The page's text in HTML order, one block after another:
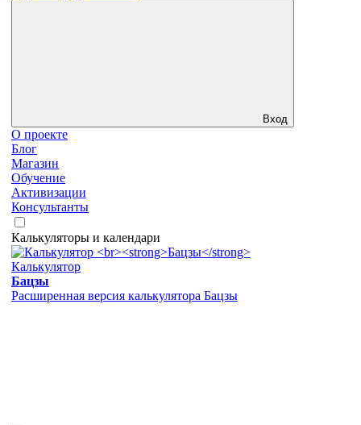
Вход
О проекте
Блог
Магазин
Обучение
Активизации
Консультанты
Калькуляторы и календари
Калькулятор
Бацзы
Расширенная версия калькулятора Бацзы